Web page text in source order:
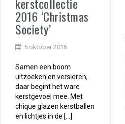
2016 ‘Christmas
Society’
5 oktober 2016
Samen een boom
uitzoeken en versieren,
daar begint het ware
kerstgevoel mee. Met
chique glazen kerstballen
en lichtjes in de […]